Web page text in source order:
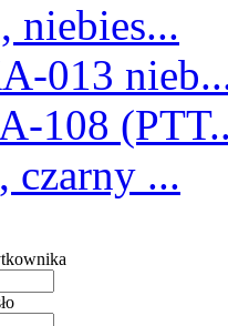
niebies...
013
108
czarny ...